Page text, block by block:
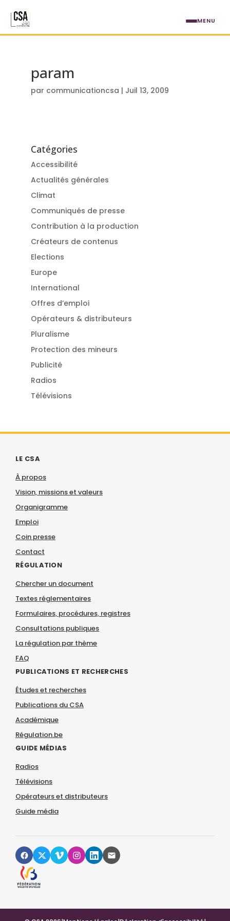
param
par communicationcsa | Juil 13, 2009
Catégories
Accessibilité
Actualités générales
Climat
Communiqués de presse
Contribution à la production
Créateurs de contenus
Elections
Europe
International
Offres d’emploi
Opérateurs & distributeurs
Pluralisme
Protection des mineurs
Publicité
Radios
Télévisions
LE CSA
À propos
Vision, missions et valeurs
Organigramme
Emploi
Coin presse
Contact
RÉGULATION
Chercher un document
Textes réglementaires
Formulaires, procédures, registres
Consultations publiques
La régulation par thème
FAQ
PUBLICATIONS ET RECHERCHES
Études et recherches
Publications du CSA
Académique
Régulation.be
GUIDE MÉDIAS
Radios
Télévisions
Opérateurs et distributeurs
Guide média
MENU